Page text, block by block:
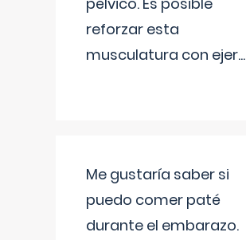
reforzar esta
musculatura con ejer...
Me gustaría saber si
puedo comer paté
durante el embarazo.